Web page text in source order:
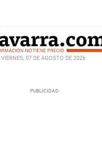
VIERNES, 07 DE AGOSTO DE 2026